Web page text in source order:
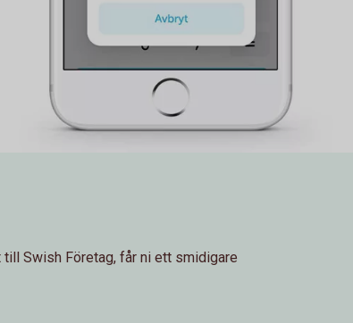
Swish Företag, får ni ett smidigare